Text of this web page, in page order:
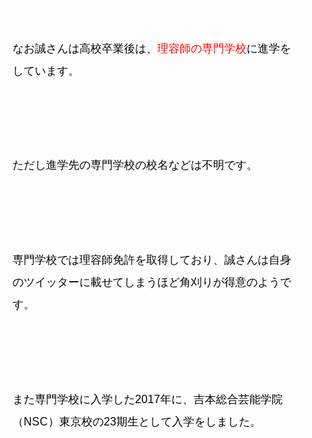
なお誠さんは高校卒業後は、 理容師の専門学校に進学を
しています。
ただし進学先の専門学校の校名などは不明です。
専門学校では理容師免許を取得しており、誠さんは自身
のツイッターに載せてしまうほど角刈りが得意のようで
す。
また専門学校に入学した2017年に、吉本総合芸能学院
（NSC）東京校の23期生として入学をしました。